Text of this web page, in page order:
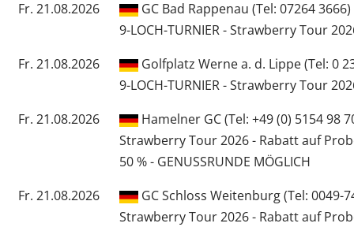
Fr. 21.08.2026
GC Bad Rappenau (Tel: 07264 3666)
9-LOCH-TURNIER - Strawberry Tour
Fr. 21.08.2026
Golfplatz Werne a. d. Lippe (Tel: 0
9-LOCH-TURNIER - Strawberry Tour
Fr. 21.08.2026
Hamelner GC (Tel: +49 (0) 5154 98
Strawberry Tour 2026 - Rabatt auf
50 % - GENUSSRUNDE MÖGLICH
Fr. 21.08.2026
GC Schloss Weitenburg (Tel: 0049-
Strawberry Tour 2026 - Rabatt auf